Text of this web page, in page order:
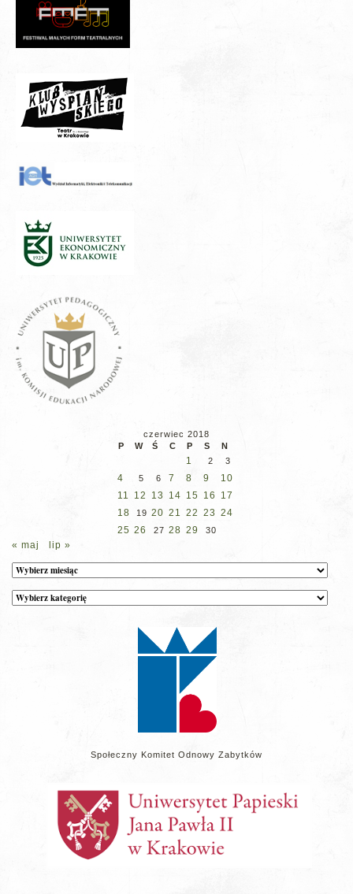
czerwiec 2018
P
W Ś C P S N
1 2 3
4 5 6 7 8 9
10
11 12 13 14 15 16
17
18
19 20 21 22 23 24
25 26 27 28 29 30
« maj lip »
Archiwum
Kategorie
wpisów
Społeczny Komitet Odnowy Zabytków